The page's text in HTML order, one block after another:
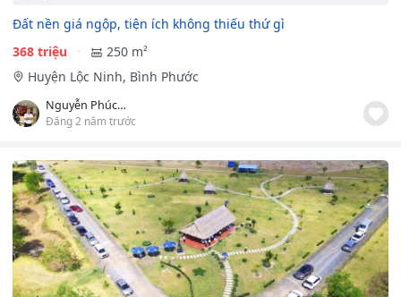
Đất nền giá ngộp, tiện ích không thiếu thứ gì
368 triệu
250 m²
Huyện Lộc Ninh, Bình Phước
Nguyễn Phúc Nam
Đăng 2 năm trước